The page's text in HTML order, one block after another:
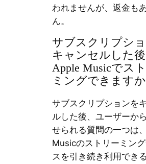
われませんが、返金も
ん。
サブスクリプシ
キャンセルした
Apple Musicでス
ミングできますか
サブスクリプションを
ルした後、ユーザーか
せられる質問の一つは
Musicのストリーミン
スを引き続き利用でき